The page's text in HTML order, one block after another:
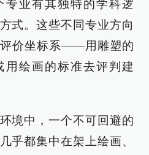
专业有其独特的学科逻
式。这些不同专业方向
价坐标系——用雕塑的
用绘画的标准去评判建
境中，一个不可回避的
乎都集中在架上绘画、